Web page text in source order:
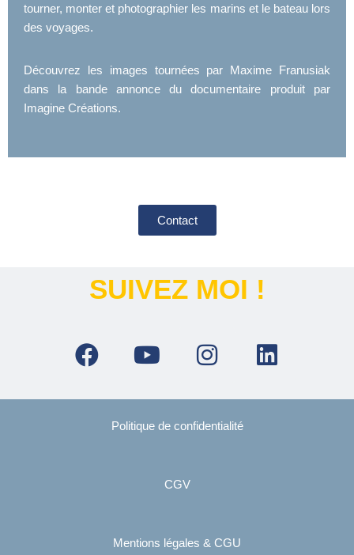
tourner, monter et photographier les marins et le bateau lors
des voyages.
Découvrez les images tournées par Maxime Franusiak
dans la bande annonce du documentaire produit par
Imagine Créations.
Contact
SUIVEZ MOI !
Politique de confidentialité
CGV
Mentions légales & CGU